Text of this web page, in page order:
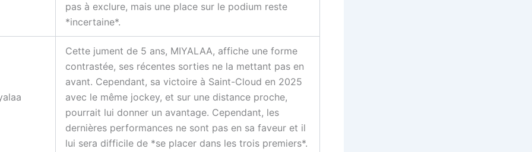
pas à exclure, mais une place sur le podium reste
*incertaine*.
Cette jument de 5 ans, MIYALAA, affiche une forme
contrastée, ses récentes sorties ne la mettant pas en
avant. Cependant, sa victoire à Saint-Cloud en 2025
avec le même jockey, et sur une distance proche,
pourrait lui donner un avantage. Cependant, les
dernières performances ne sont pas en sa faveur et il
lui sera difficile de *se placer dans les trois premiers*.